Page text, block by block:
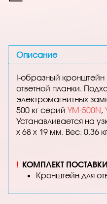
Описание
I-образный кронштейн
ответной планки.
электромагнитных
500 кг серий YM-500N
Устанавливается на
x 68 x 19 мм. Вес: 0,36
! КОМПЛЕКТ
Кронштейн для